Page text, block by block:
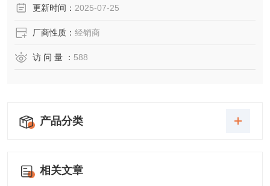
更新时间： 2025-07-25
厂商性质： 经销商
访 问 量 ： 588
产品分类
相关文章